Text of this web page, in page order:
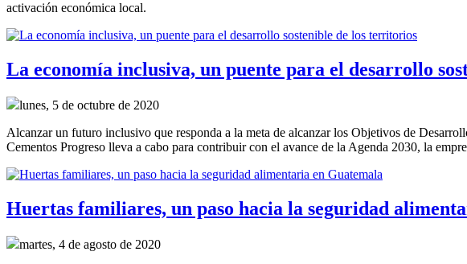
activación económica local.
La economía inclusiva, un puente para el desarrollo
lunes, 5 de octubre de 2020
Alcanzar un futuro inclusivo que responda a la meta de alcanzar los Objetivos de
Cementos Progreso lleva a cabo para contribuir con el avance de la Agenda 2030, la
Huertas familiares, un paso hacia la seguridad
martes, 4 de agosto de 2020